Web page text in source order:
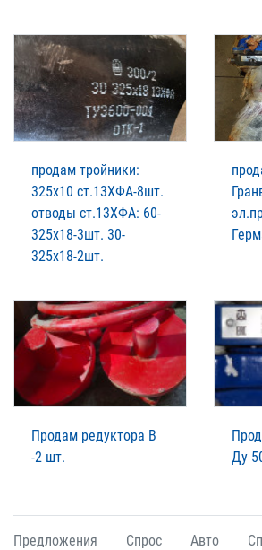
продам тройники:
325х10 ст.13ХФА-8шт.
отводы ст.13ХФА: 60-
325х18-3шт. 30-
325х18-2шт.
Продам редуктора В
-2 шт.
Ду
Предложения Спрос Авто